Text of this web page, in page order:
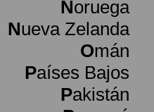
Noruega
Nueva Zelanda
Omán
Países Bajos
Pakistán